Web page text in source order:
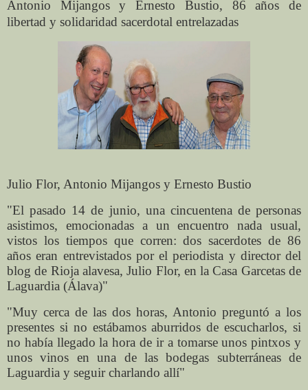
Antonio Mijangos y Ernesto Bustio, 86 años de
libertad y solidaridad sacerdotal entrelazadas
Julio Flor, Antonio Mijangos y Ernesto Bustio
"El pasado 14 de junio, una cincuentena de personas
asistimos, emocionadas a un encuentro nada usual,
vistos los tiempos que corren: dos sacerdotes de 86
años eran entrevistados por el periodista y director del
blog de Rioja alavesa, Julio Flor, en la Casa Garcetas de
Laguardia (Álava)"
"Muy cerca de las dos horas, Antonio preguntó a los
presentes si no estábamos aburridos de escucharlos, si
no había llegado la hora de ir a tomarse unos pintxos y
unos vinos en una de las bodegas subterráneas de
Laguardia y seguir charlando allí"